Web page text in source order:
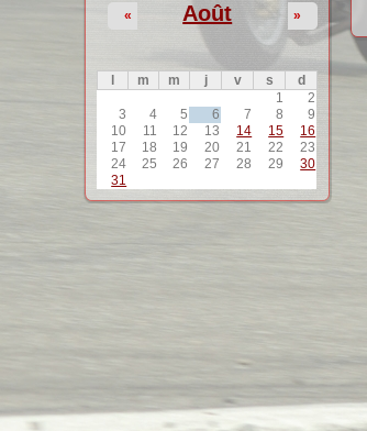
Août
« »
m m j v s
d
1
2
3
4 5 6 7 8
9
10
11 12 13 14 15
16
17
18 19 20 21 22
23
24
25 26 27 28 29
30
31